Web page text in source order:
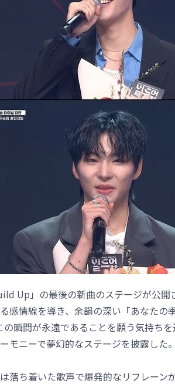
Up」の最後の新曲のステージが公開
感情線を導き、余韻の深い「あなたの
の瞬間が永遠であることを願う気持ち
モニーで夢幻的なステージを披露した。
落ち着いた歌声で爆発的なリフレーン